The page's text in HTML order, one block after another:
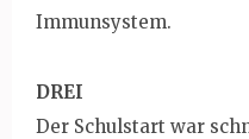
Immunsystem.
DREI
Der Schulstart war